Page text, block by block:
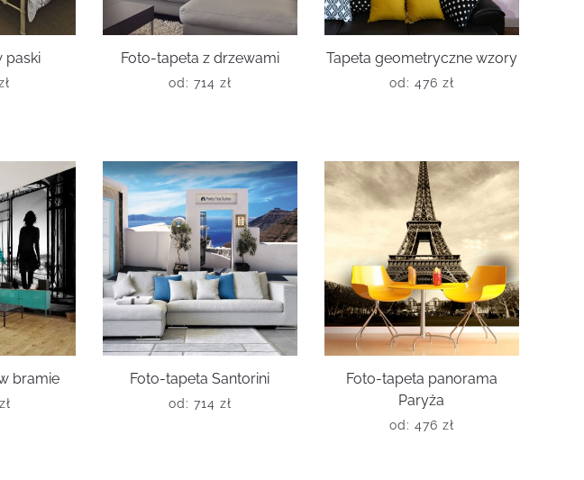
paski Foto-tapeta z drzewami
od: 714 zł
Tapeta geometryczne wzory
od: 476 zł
bramie
zł
Foto-tapeta Santorini
od: 714 zł
Foto-tapeta panorama
Paryża
od: 476 zł